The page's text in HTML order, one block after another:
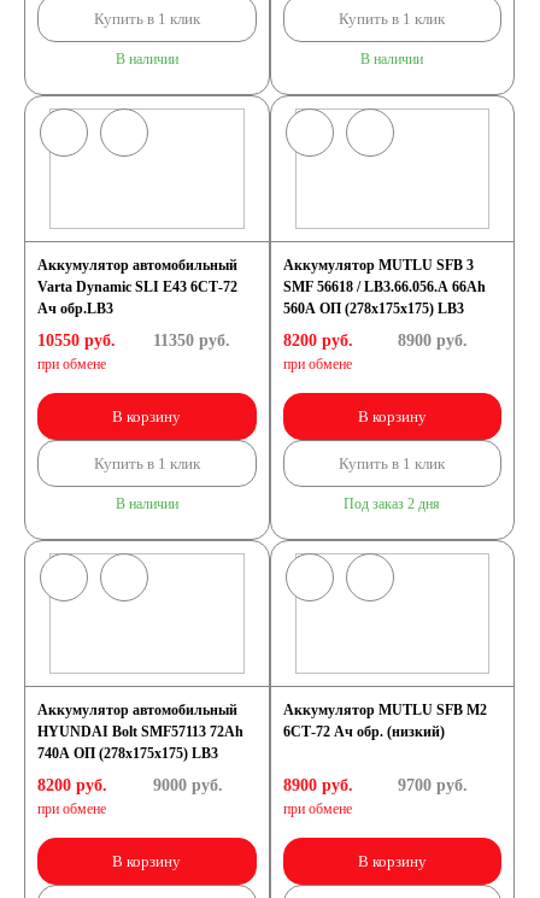
Купить в 1 клик
В наличии
Купить в 1 клик
В наличии
Аккумулятор автомобильный
Varta Dynamic SLI E43 6СТ-72
Ач обр.LB3
10550 руб.
при обмене
11350руб.
В корзину
Купить в 1 клик
В наличии
Аккумулятор MUTLU SFB 3
SMF 56618 / LB3.66.056.A 66Ah
560A ОП (278х175х175) LB3
8200 руб.
при обмене
8900 руб.
В корзину
Купить в 1 клик
Под заказ 2 дня
Аккумулятор автомобильный
HYUNDAI Bolt SMF57113 72Ah
740A ОП (278x175x175) LB3
8200 руб.
при обмене
9000руб.
В корзину
Аккумулятор MUTLU SFB M2
6СТ-72 Ач обр. (низкий)
8900 руб.
при обмене
9700 руб.
В корзину